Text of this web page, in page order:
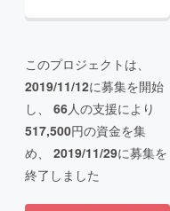
このプロジェクトは、
2019/11/12に募集を開始
し、 66人の支援により
517,500円の資金を集
め、 2019/11/29に募集を
終了しました